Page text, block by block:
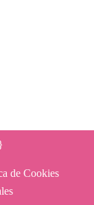
de Cookies